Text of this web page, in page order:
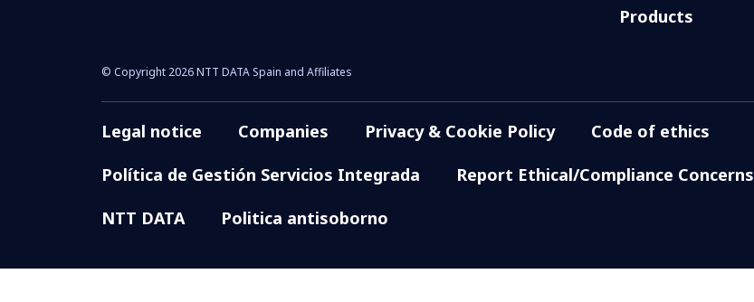
Products
© Copyright 2026 NTT DATA Spain and Affiliates
Legal notice Companies Privacy & Cookie Policy
Code of ethics
Política de Gestión Servicios Integrada
Report Ethical/Compliance Concerns
NTT DATA
Politica antisoborno